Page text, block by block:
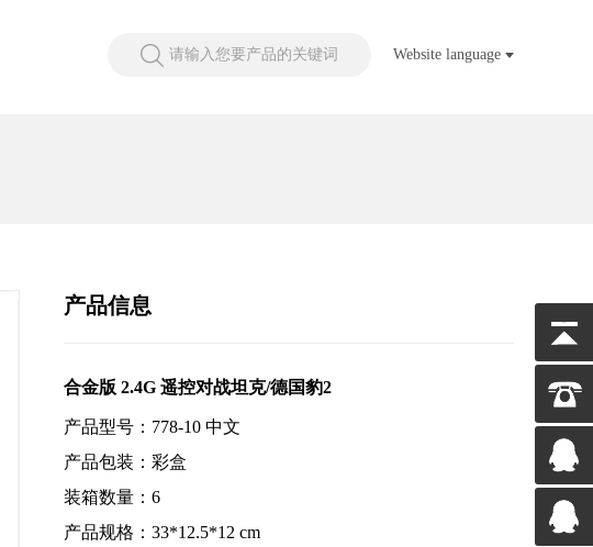
请输入您要产品的关键词 Website language
产品信息
合金版 2.4G 遥控对战坦克/德国豹2
产品型号：778-10 中文
产品包装：彩盒
装箱数量：6
产品规格：33*12.5*12 cm